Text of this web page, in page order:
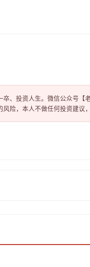
、投资人生。微信公众号【